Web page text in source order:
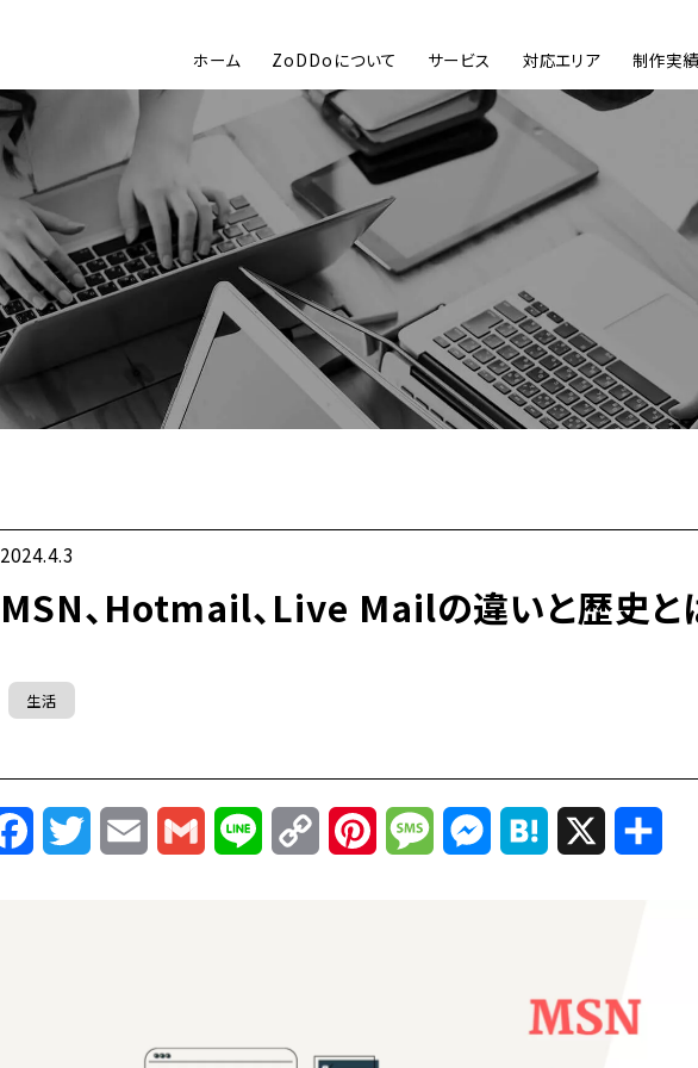
ホーム ZoDDoについて サービス 対応エリア 制作実績
2024.4.3
MSN、Hotmail、Live Mailの違いと歴史と
生活
FacebookTwitterEmail Gmail Line
Copy
Link
PinterestMessageMessenger
Hatena